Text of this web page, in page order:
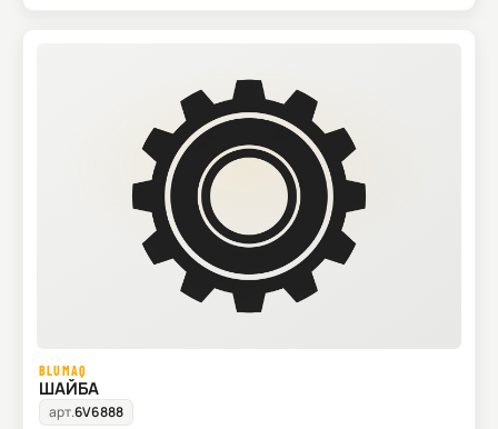
BLUMAQ
ШАЙБА
арт.6V6888